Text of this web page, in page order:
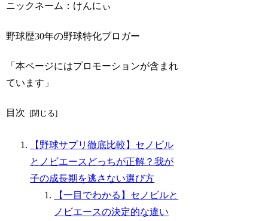
ニックネーム：けんにぃ
野球歴30年の野球特化ブロガー
「本ページにはプロモーションが含まれ
ています」
目次
【野球サプリ徹底比較】セノビル
とノビエースどっちが正解？我が
子の成長期を逃さない選び方
【一目でわかる】セノビルと
ノビエースの決定的な違い